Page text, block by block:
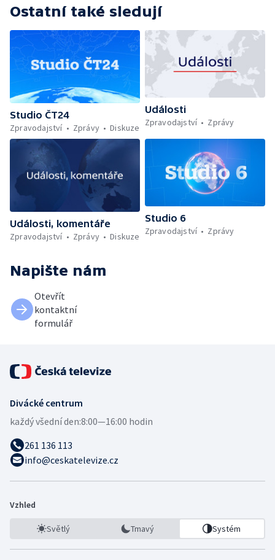
Ostatní také sledují
Studio ČT24
Zpravodajství
Zprávy Diskuze
Události
Zpravodajství
Zprávy
Události, komentáře
Zpravodajství
Zprávy Diskuze
Studio 6
Zpravodajství
Zprávy
Napište nám
Otevřít
kontaktní
formulář
Divácké centrum
každý všední den:8:00—16:00 hodin
261 136 113
info@ceskatelevize.cz
Vzhled
Světlý Tmavý Systém